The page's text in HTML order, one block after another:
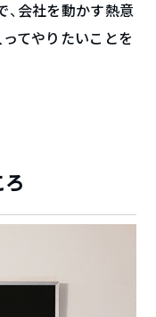
会社を動かす熱意
てやりたいことを